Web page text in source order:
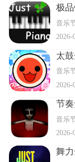
极
音乐
2026-
太
音乐
2026-
节
音乐
2026-
舞